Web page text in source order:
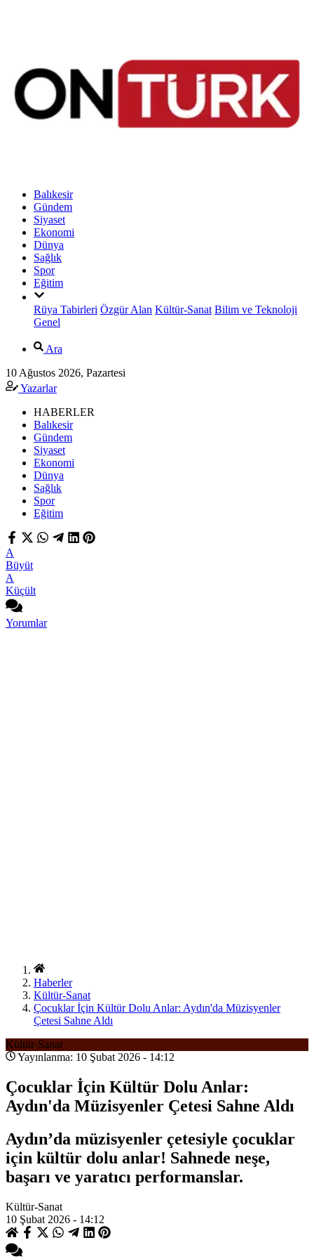
Balıkesir
Gündem
Siyaset
Ekonomi
Dünya
Sağlık
Spor
Eğitim
Rüya Tabirleri Özgür Alan Kültür-Sanat Bilim ve Teknoloji
Genel
Ara
10 Ağustos 2026, Pazartesi
Yazarlar
HABERLER
Balıkesir
Gündem
Siyaset
Ekonomi
Dünya
Sağlık
Spor
Eğitim
A
Büyüt
A
Küçült
Yorumlar
Haberler
Kültür-Sanat
Çocuklar İçin Kültür Dolu Anlar: Aydın'da Müzisyenler
Çetesi Sahne Aldı
Kültür-Sanat
Yayınlanma: 10 Şubat 2026 - 14:12
Çocuklar İçin Kültür Dolu Anlar:
Aydın'da Müzisyenler Çetesi Sahne Aldı
Aydın’da müzisyenler çetesiyle çocuklar
için kültür dolu anlar! Sahnede neşe,
başarı ve yaratıcı performanslar.
Kültür-Sanat
10 Şubat 2026 - 14:12